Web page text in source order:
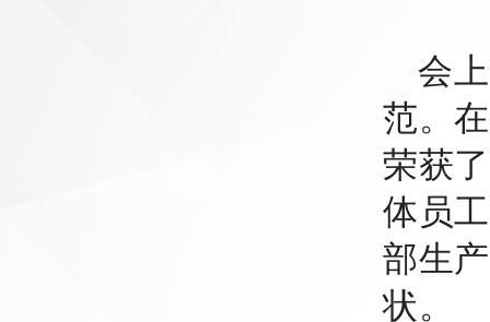
会
范。
荣获
体员
部生
状。